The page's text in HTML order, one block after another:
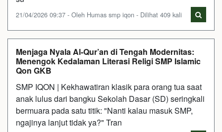
21/04/2026 09:37 - Oleh Humas smp iqon - Dilihat 409 kali
Menjaga Nyala Al-Qur’an di Tengah Modernitas:
Menengok Kedalaman Literasi Religi SMP Islamic
Qon GKB
SMP IQON | Kekhawatiran klasik para orang tua saat
anak lulus dari bangku Sekolah Dasar (SD) seringkali
bermuara pada satu titik: "Nanti kalau masuk SMP,
ngajinya lanjut tidak ya?" Tran